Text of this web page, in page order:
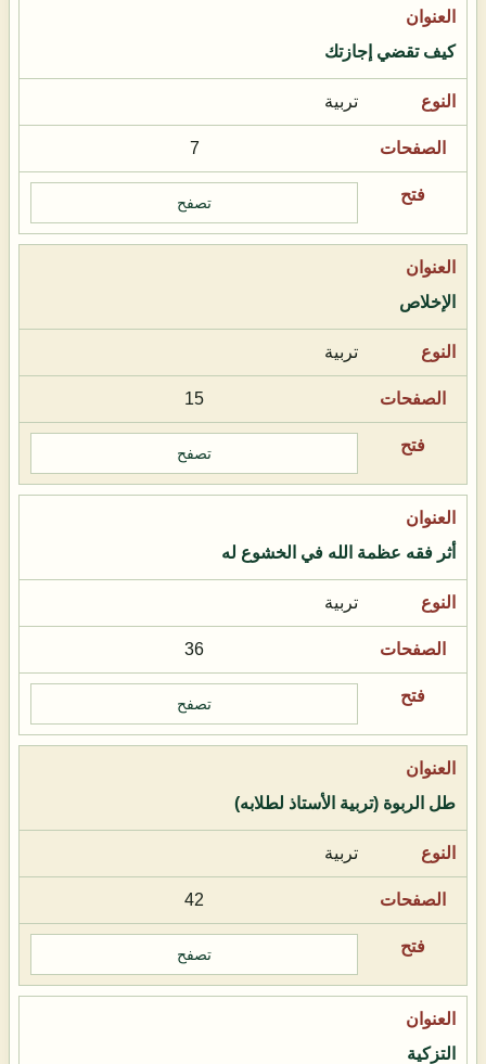
كيف تقضي إجازتك
تربية
7
تصفح
الإخلاص
تربية
15
تصفح
أثر فقه عظمة الله في الخشوع له
تربية
36
تصفح
طل الربوة (تربية الأستاذ لطلابه)
تربية
42
تصفح
التزكية